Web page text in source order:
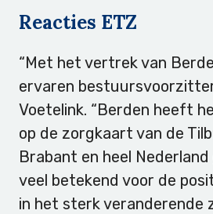
Reacties ETZ
“Met het vertrek van
ervaren
Voetelink. “Berden heeft
op de zorgkaart van de
Brabant en heel
veel betekend voor de
in het sterk veranderende